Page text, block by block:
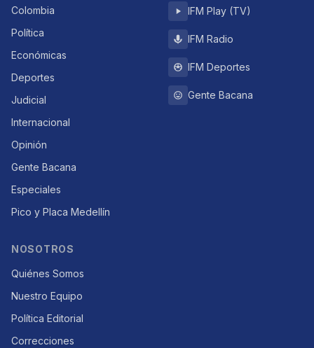
Colombia
Política
Económicas
Deportes
Judicial
Internacional
Opinión
Gente Bacana
Especiales
Pico y Placa Medellín
IFM Play (TV)
IFM Radio
IFM Deportes
Gente Bacana
NOSOTROS
Quiénes Somos
Nuestro Equipo
Política Editorial
Correcciones